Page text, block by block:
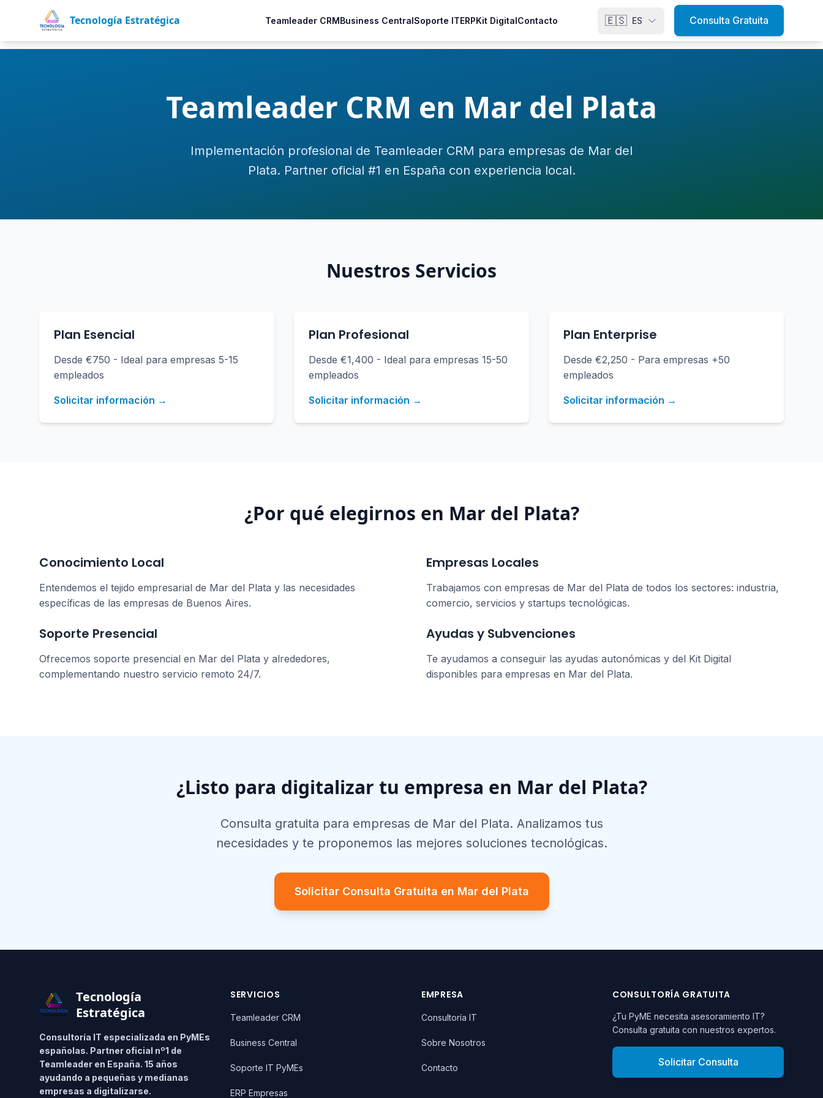
Tecnología Estratégica Teamleader CRMBusiness CentralSoporte ITERPKit DigitalContacto 🇪🇸 ES Consulta Gratuita
Teamleader CRM en Mar del Plata
Implementación profesional de Teamleader CRM para empresas de Mar del
Plata. Partner oficial #1 en España con experiencia local.
Nuestros Servicios
Plan Esencial
Desde €750 - Ideal para empresas 5-15
empleados
Solicitar información →
Plan Profesional
Desde €1,400 - Ideal para empresas 15-50
empleados
Solicitar información →
Plan Enterprise
Desde €2,250 - Para empresas +50
empleados
Solicitar información →
¿Por qué elegirnos en Mar del Plata?
Conocimiento Local
Entendemos el tejido empresarial de Mar del Plata y las necesidades
específicas de las empresas de Buenos Aires.
Soporte Presencial
Ofrecemos soporte presencial en Mar del Plata y alrededores,
complementando nuestro servicio remoto 24/7.
Empresas Locales
Trabajamos con empresas de Mar del Plata de todos los sectores: industria,
comercio, servicios y startups tecnológicas.
Ayudas y Subvenciones
Te ayudamos a conseguir las ayudas autonómicas y del Kit Digital
disponibles para empresas en Mar del Plata.
¿Listo para digitalizar tu empresa en Mar del Plata?
Consulta gratuita para empresas de Mar del Plata. Analizamos tus
necesidades y te proponemos las mejores soluciones tecnológicas.
Solicitar Consulta Gratuita en Mar del Plata
Tecnología
Estratégica
Consultoría IT especializada en PyMEs
españolas. Partner oficial nº1 de
Teamleader en España. 15 años
ayudando a pequeñas y medianas
empresas a digitalizarse.
SERVICIOS
Teamleader CRM
Business Central
Soporte IT PyMEs
ERP Empresas
EMPRESA
Consultoría IT
Sobre Nosotros
Contacto
CONSULTORÍA GRATUITA
¿Tu PyME necesita asesoramiento IT?
Consulta gratuita con nuestros expertos.
Solicitar Consulta